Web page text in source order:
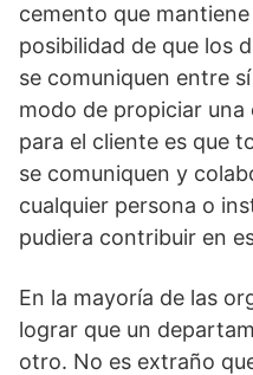
cemento que
posibilidad de que los
se comuniquen entre
modo de propiciar
para el cliente es que
se comuniquen y
cualquier persona o
pudiera contribuir en
En la mayoría de las
lograr que un
otro. No es extraño